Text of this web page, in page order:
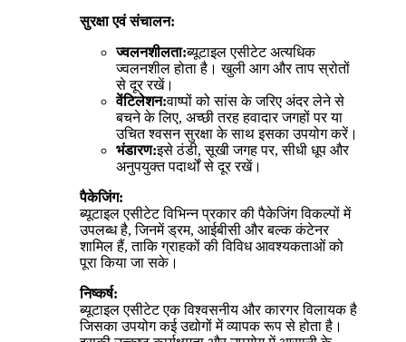
सुरक्षा एवं संचालन:
ज्वलनशीलता:ब्यूटाइल एसीटेट अत्यधिक
ज्वलनशील होता है। खुली आग और ताप स्रोतों
से दूर रखें।
वेंटिलेशन:वाष्पों को सांस के जरिए अंदर लेने से
बचने के लिए, अच्छी तरह हवादार जगहों पर या
उचित श्वसन सुरक्षा के साथ इसका उपयोग करें।
भंडारण:इसे ठंडी, सूखी जगह पर, सीधी धूप और
अनुपयुक्त पदार्थों से दूर रखें।
पैकेजिंग:
ब्यूटाइल एसीटेट विभिन्न प्रकार की पैकेजिंग विकल्पों में
उपलब्ध है, जिनमें ड्रम, आईबीसी और बल्क कंटेनर
शामिल हैं, ताकि ग्राहकों की विविध आवश्यकताओं को
पूरा किया जा सके।
निष्कर्ष:
ब्यूटाइल एसीटेट एक विश्वसनीय और कारगर विलायक है
जिसका उपयोग कई उद्योगों में व्यापक रूप से होता है।